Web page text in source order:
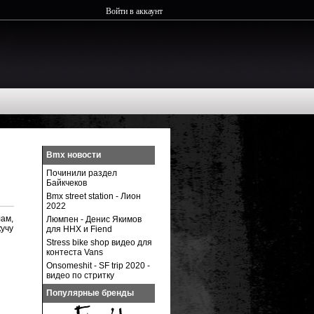
Войти в аккаунт
Bmx новости
Починили раздел
Байкчеков
Bmx street station - Лион
2022
Люмпен - Денис Якимов
для ННХ и Fiend
Stress bike shop видео для
контеста Vans
Onsomeshit - SF trip 2020 -
видео по стритку
Популярные бренды